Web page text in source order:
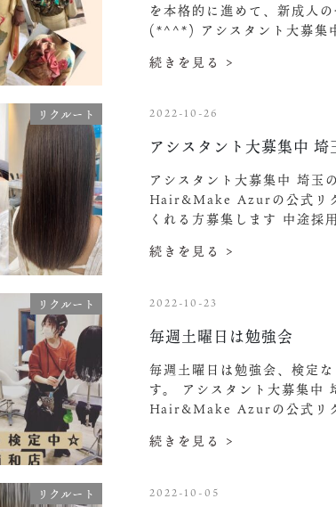
を本格的に進めて、新成人
(*^^*) アシスタント大募集
続きを見る >
リクルート 2022-10-26
アシスタント大募集中️ 埼
アシスタント大募集中️ 埼玉
Hair&Make Azurの公式リ
くれる方募集します︎ 中途採
続きを見る >
リクルート 2022-10-23
毎週土曜日は勉強会
毎週土曜日は勉強会、検定
す。 アシスタント大募集中️
Hair&Make Azurの公式リ
続きを見る >
リクルート 2022-10-05